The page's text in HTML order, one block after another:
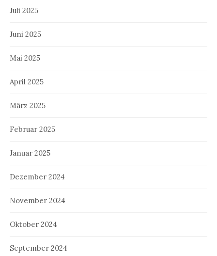
Juli 2025
Juni 2025
Mai 2025
April 2025
März 2025
Februar 2025
Januar 2025
Dezember 2024
November 2024
Oktober 2024
September 2024